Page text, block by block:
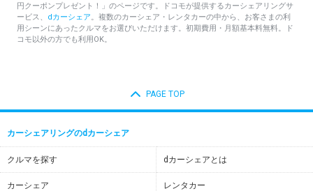
円クーポンプレゼント！」のページです。ドコモが提供するカーシェアリングサ
ービス、 dカーシェア。複数のカーシェア・レンタカーの中から、お客さまの利
用シーンにあったクルマをお選びいただけます。初期費用・月額基本料無料。ド
コモ以外の方でも利用OK。
PAGE TOP
カーシェアリングのdカーシェア
クルマを探す dカーシェアとは
カーシェア レンタカー